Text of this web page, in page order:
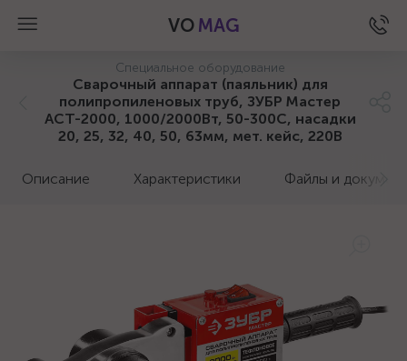
VO MAG
Специальное оборудование
Сварочный аппарат (паяльник) для
полипропиленовых труб, ЗУБР Мастер
АСТ-2000, 1000/2000Вт, 50-300С, насадки
20, 25, 32, 40, 50, 63мм, мет. кейс, 220В
Описание Характеристики Файлы и